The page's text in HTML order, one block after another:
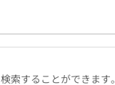
索することができます。